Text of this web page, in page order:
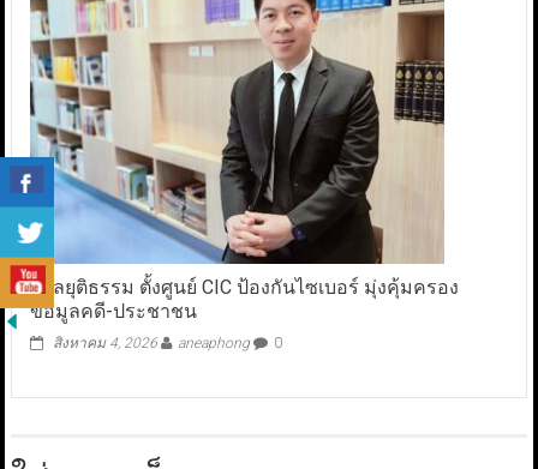
ศาลยุติธรรม ตั้งศูนย์ CIC ป้องกันไซเบอร์ มุ่งคุ้มครอง
ข้อมูลคดี-ประชาชน
สิงหาคม 4, 2026 aneaphong 0